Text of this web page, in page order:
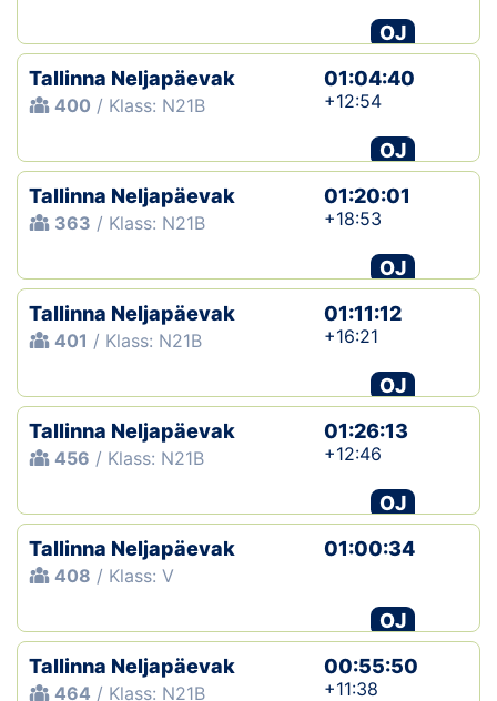
OJ
Tallinna Neljapäevak
400 / Klass: N21B
01:04:40
+12:54
OJ
Tallinna Neljapäevak
363 / Klass: N21B
01:20:01
+18:53
OJ
Tallinna Neljapäevak
401 / Klass: N21B
01:11:12
+16:21
OJ
Tallinna Neljapäevak
456 / Klass: N21B
01:26:13
+12:46
OJ
Tallinna Neljapäevak
408 / Klass: V
01:00:34
OJ
Tallinna Neljapäevak
464 / Klass: N21B
00:55:50
+11:38